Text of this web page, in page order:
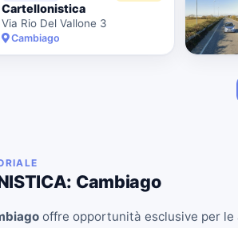
Cartellonistica
Via Rio Del Vallone 3
Cambiago
Cambiago
offre opportunità esclusive per